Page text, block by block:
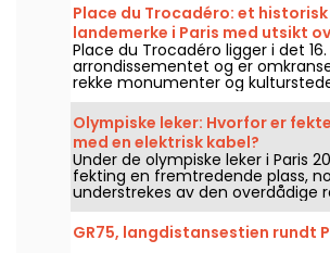
Place du Trocadéro: et historisk
landemerke i Paris med utsikt
Eiffeltårnet
Place du Trocadéro ligger i det 16.
arrondissementet og er
rekke monumenter og
tiltrekker seg både turister og
parisere takket være den
over Eiffeltårnet.
Olympiske leker: Hvorfor er
med en elektrisk kabel?
Under de olympiske leker i Paris
fekting en fremtredende plass,
understrekes av den overdådige
rundt Grand Palais. Og hvis du
hvorfor fekterne er festet med
kabler, er den gode nyheten at vi
GR75, langdistansestien rundt